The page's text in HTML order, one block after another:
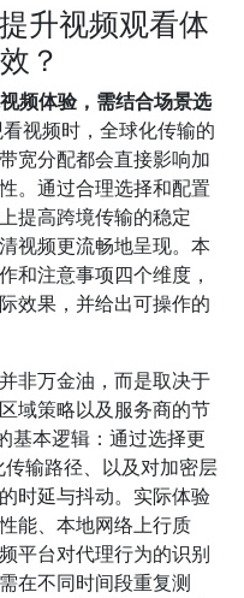
升视频观看体
？
频体验，需结合场景选
视频时，全球化传输的
宽分配都会直接影响加
。通过合理选择和配置
提高跨境传输的稳定
视频更流畅地呈现。本
和注意事项四个维度，
效果，并给出可操作的
非万金油，而是取决于
域策略以及服务商的节
基本逻辑：通过选择更
输路径、以及对加密层
时延与抖动。实际体验
能、本地网络上行质
平台对代理行为的识别
在不同时间段重复测